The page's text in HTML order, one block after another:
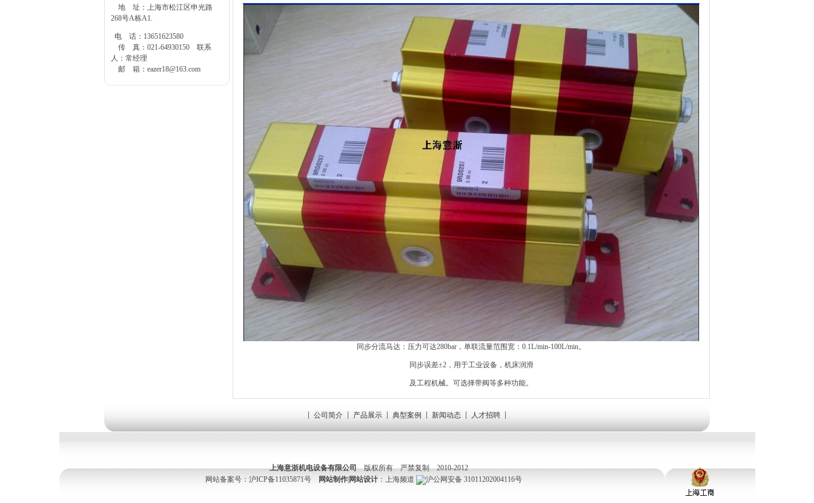
地 址：上海市松江区申光路
268号A栋A1.
电 话：13651623580
传 真：021-64930150 联系
人：常经理
邮 箱： eazer18@163.com
同步分流马达：压力可达280bar，单联流量范围宽：0.1L/min-100L/min。
同步误差±2，用于工业设备，机床润滑
及工程机械。可选择带阀等多种功能。
公司简介 产品展示 典型案例 新闻动态 人才招聘
上海意浙机电设备有限公司版权所有 严禁复制 2010-2012
网站备案号： 沪ICP备11035871号 网站制作| 网站设计： 上海频道 沪公网安备 31011202004116号